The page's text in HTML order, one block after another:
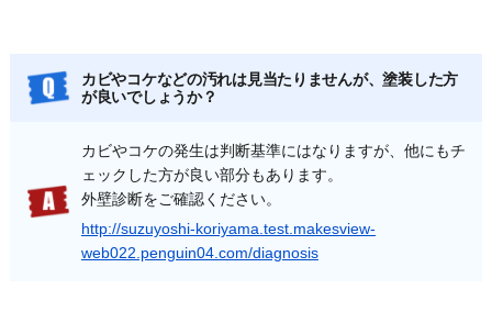
カビやコケなどの汚れは見当たりませんが、塗装した方
が良いでしょうか？
カビやコケの発生は判断基準にはなりますが、他にもチ
ェックした方が良い部分もあります。
外壁診断をご確認ください。
http://suzuyoshi-koriyama.test.makesview-
web022.penguin04.com/diagnosis